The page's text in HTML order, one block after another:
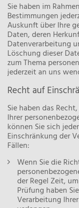
Sie haben im
Bestimmungen
Auskunft über Ihre
Daten, deren
Datenverarbeitung
Löschung dieser
zum Thema
jederzeit an uns
Recht auf
Sie haben das
Ihrer
können Sie sich
Einschränkung der
Fällen:
Wenn Sie die
der Regel Zeit,
Prüfung haben
Verarbeitung